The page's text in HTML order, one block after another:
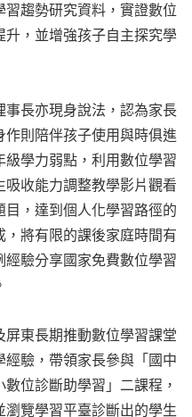
趨勢研究資料，實證數位
，並增強孩子自主探究學
長亦現身說法，認為家長
則陪伴孩子使用與時俱進
學力弱點，利用數位學習
收能力調整教學影片觀看
，達到個人化學習路徑的
將有限的課後家庭時間有
驗分享國家免費數位學習
東長期推動數位學習課堂
驗，帶領家長參與「國中
位診斷助學習」二課程，
覽學習平臺診斷出的學生